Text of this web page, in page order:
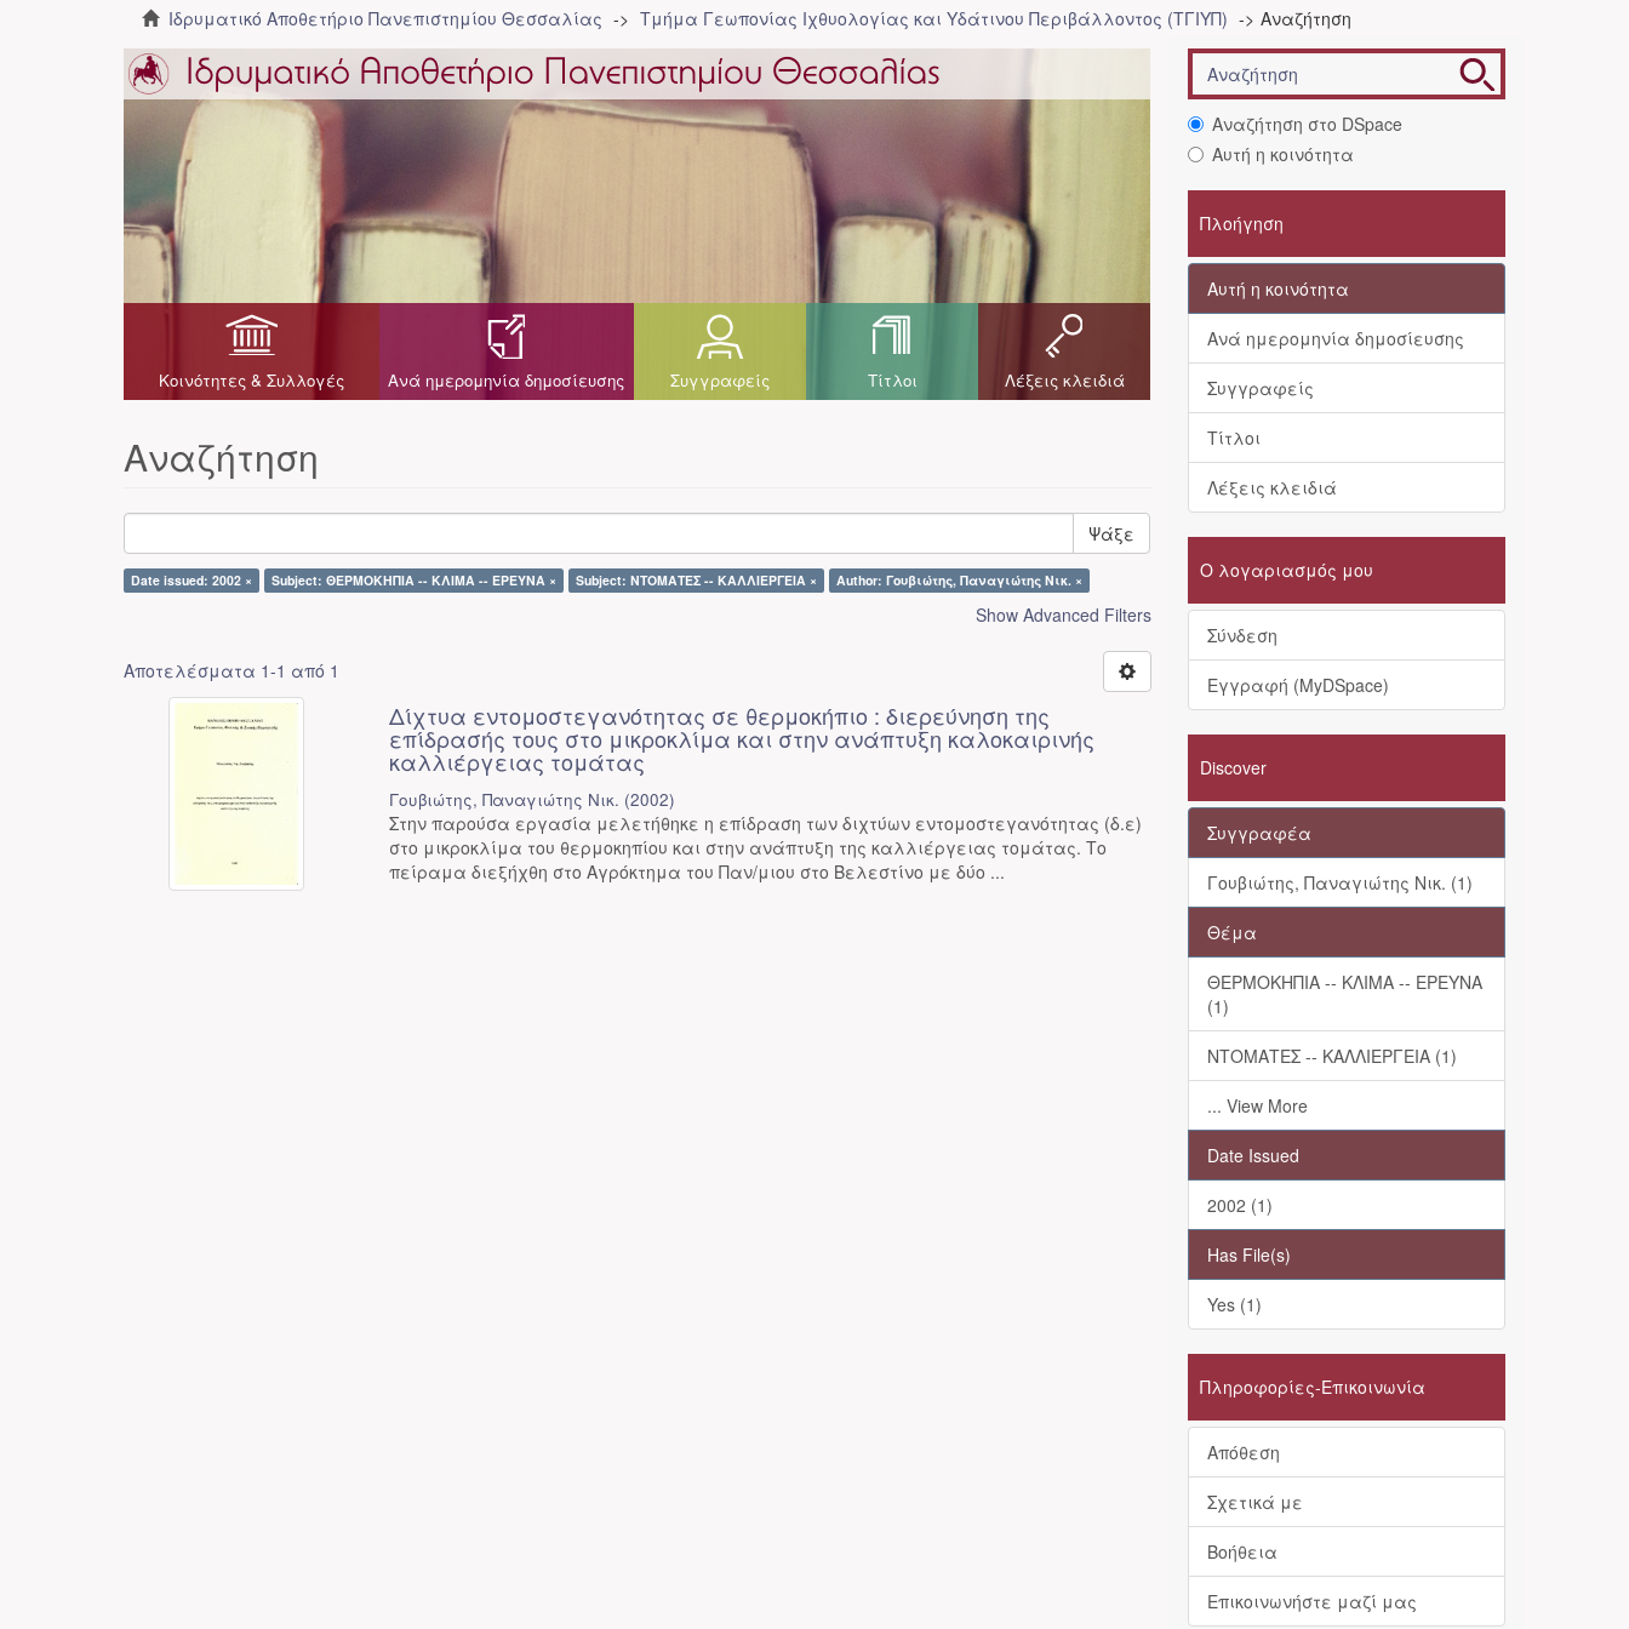
Ιδρυματικό Αποθετήριο Πανεπιστημίου Θεσσαλίας Τμήμα Γεωπονίας Ιχθυολογίας και Υδάτινου Περιβάλλοντος (ΤΓΙΥΠ) Αναζήτηση
Κοινότητες & Συλλογές Ανά ημερομηνία δημοσίευσης Συγγραφείς Τίτλοι Λέξεις κλειδιά
Αναζήτηση
Ψάξε
Date issued: 2002 × Subject: ΘΕΡΜΟΚΗΠΙΑ -- ΚΛΙΜΑ -- ΕΡΕΥΝΑ × Subject: ΝΤΟΜΑΤΕΣ -- ΚΑΛΛΙΕΡΓΕΙΑ × Author: Γουβιώτης, Παναγιώτης Νικ. ×
Show Advanced Filters
Αποτελέσματα 1-1 από 1
Δίχτυα εντομοστεγανότητας σε θερμοκήπιο : διερεύνηση της
επίδρασής τους στο μικροκλίμα και στην ανάπτυξη καλοκαιρινής
καλλιέργειας τομάτας
Γουβιώτης, Παναγιώτης Νικ. (2002)
Στην παρούσα εργασία μελετήθηκε η επίδραση των διχτύων εντομοστεγανότητας (δ.ε)
στο μικροκλίμα του θερμοκηπίου και στην ανάπτυξη της καλλιέργειας τομάτας. Το
πείραμα διεξήχθη στο Αγρόκτημα του Παν/μιου στο Βελεστίνο με δύο ...
Αναζήτηση στο DSpace
Αυτή η κοινότητα
Πλοήγηση
Αυτή η κοινότητα
Ανά ημερομηνία δημοσίευσης
Συγγραφείς
Τίτλοι
Λέξεις κλειδιά
Ο λογαριασμός μου
Σύνδεση
Εγγραφή (MyDSpace)
Discover
Συγγραφέα
Γουβιώτης, Παναγιώτης Νικ. (1)
Θέμα
ΘΕΡΜΟΚΗΠΙΑ -- ΚΛΙΜΑ -- ΕΡΕΥΝΑ
(1)
ΝΤΟΜΑΤΕΣ -- ΚΑΛΛΙΕΡΓΕΙΑ (1)
... View More
Date Issued
2002 (1)
Has File(s)
Yes (1)
Πληροφορίες-Επικοινωνία
Απόθεση
Σχετικά με
Βοήθεια
Επικοινωνήστε μαζί μας